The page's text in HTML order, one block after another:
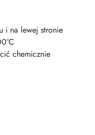
i na lewej stronie
chemicznie